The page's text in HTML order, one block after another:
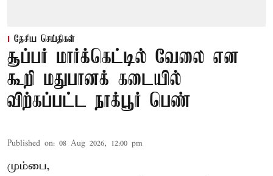
தேசிய செய்திகள்
சூப்பர் மார்க்கெட்டில் வேலை என
கூறி மதுபானக் கடையில்
விற்கப்பட்ட நாக்பூர் பெண்
Published on: 08 Aug 2026, 12:00 pm
மும்பை,